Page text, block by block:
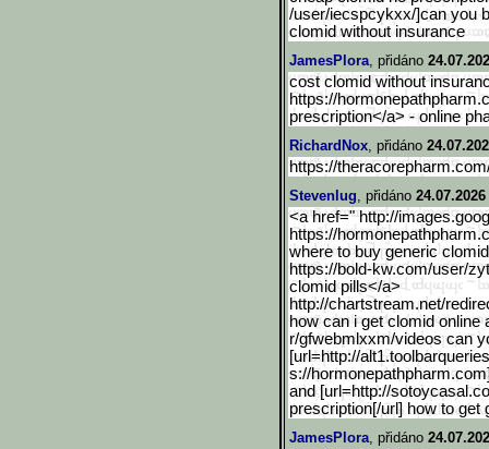
/user/iecspcykxx/]can you
clomid without insurance
JamesPlora, přidáno
cost clomid without
https://
prescription</a> - online
RichardNox, přidáno
https://
Stevenlug, přidáno
<a href=" http://
https://
where to buy generic
https://bold-kw.com/user/
clomid pills</a>
http://chartstream.net/re
how can i get clomid online
r/gfwebmlxxm/videos can
[url=http://alt1.toolbarq
s://
and [url=http://
prescription[/url] how to get
JamesPlora, přidáno